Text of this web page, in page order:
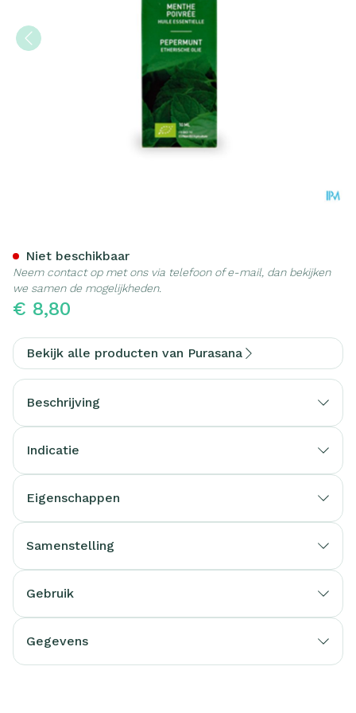
€ 8,80
Niet beschikbaar
Neem contact op met ons via telefoon of e-mail, dan bekijken
we samen de mogelijkheden.
Bekijk alle producten van Purasana
Beschrijving
Indicatie
Eigenschappen
Samenstelling
Gebruik
Gegevens